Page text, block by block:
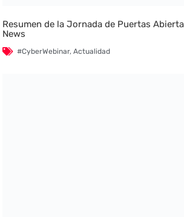
Resumen de la Jornada de Puertas
News
#CyberWebinar,Actualidad